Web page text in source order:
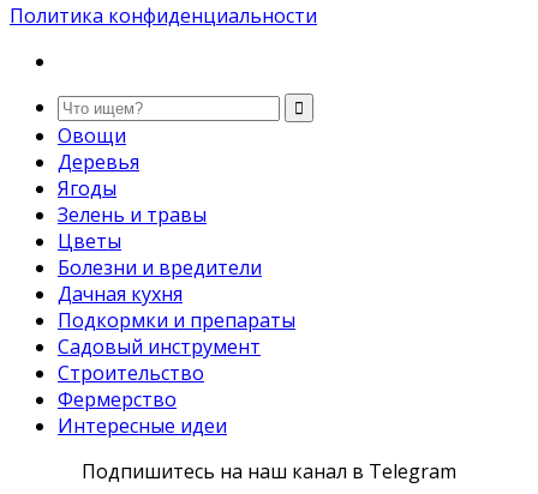
Политика конфиденциальности
Овощи
Деревья
Ягоды
Зелень и травы
Цветы
Болезни и вредители
Дачная кухня
Подкормки и препараты
Садовый инструмент
Строительство
Фермерство
Интересные идеи
Подпишитесь на наш канал в Telegram